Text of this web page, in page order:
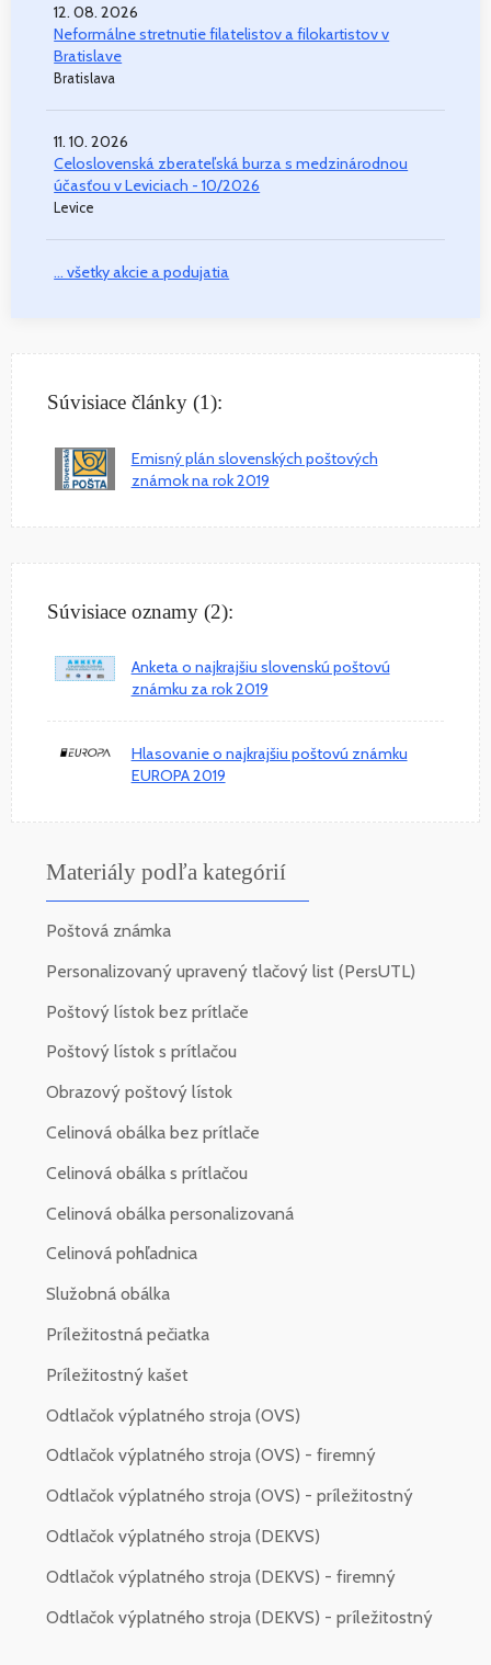
12. 08. 2026
Neformálne stretnutie filatelistov a filokartistov v
Bratislave
Bratislava
11. 10. 2026
Celoslovenská zberateľská burza s medzinárodnou
účasťou v Leviciach - 10/2026
Levice
... všetky akcie a podujatia
Súvisiace články (1):
Emisný plán slovenských poštových
známok na rok 2019
Súvisiace oznamy (2):
Anketa o najkrajšiu slovenskú poštovú
známku za rok 2019
Hlasovanie o najkrajšiu poštovú známku
EUROPA 2019
Materiály podľa kategórií
Poštová známka
Personalizovaný upravený tlačový list (PersUTL)
Poštový lístok bez prítlače
Poštový lístok s prítlačou
Obrazový poštový lístok
Celinová obálka bez prítlače
Celinová obálka s prítlačou
Celinová obálka personalizovaná
Celinová pohľadnica
Služobná obálka
Príležitostná pečiatka
Príležitostný kašet
Odtlačok výplatného stroja (OVS)
Odtlačok výplatného stroja (OVS) - firemný
Odtlačok výplatného stroja (OVS) - príležitostný
Odtlačok výplatného stroja (DEKVS)
Odtlačok výplatného stroja (DEKVS) - firemný
Odtlačok výplatného stroja (DEKVS) - príležitostný